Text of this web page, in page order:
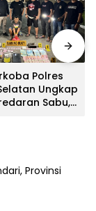
Polres
Ungkap
Sabu,
Provinsi